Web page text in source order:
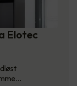
Elotec